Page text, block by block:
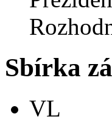
Sbírka
VL